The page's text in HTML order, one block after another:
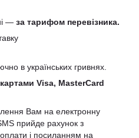
— за тарифом перевізника.
в українських гривнях.
Visa, MasterCard
Вам на електронну
прийде рахунок з
і посиланням на